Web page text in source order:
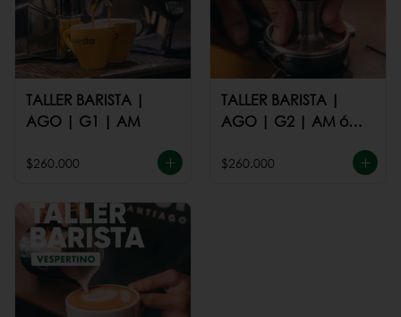
TALLER BARISTA |
AGO | G1 | AM
$260.000
TALLER BARISTA |
AGO | G2 | AM ó
$260.000